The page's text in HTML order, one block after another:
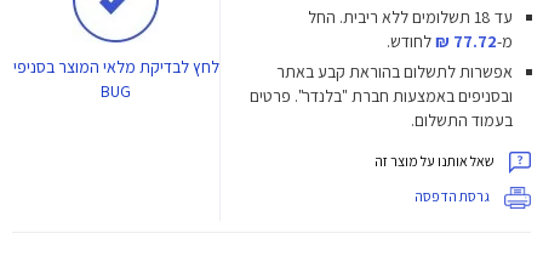
עד 18 תשלומים ללא ריבית.
החל
מ-77.72 ₪
לחודש.
אפשרות לתשלום בהוראת קבע באתר
ובסניפים באמצעות חברת "בלנדר". פרטים
בעמוד התשלום.
שאל אותנו על מוצר זה
גרסת הדפסה
לחץלבדיקת מלאי המוצר בסניפי
BUG